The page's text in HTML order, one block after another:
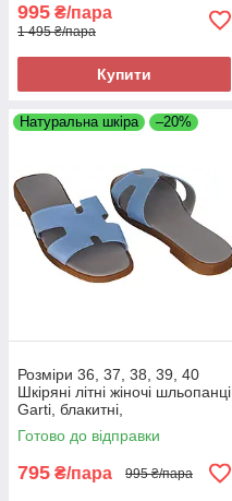
995 ₴/пара
1 495 ₴/пара
Купити
Натуральна шкіра –20%
Розміри 36, 37, 38, 39, 40
Шкіряні літні жіночі шльопанці
Garti, блакитні,
повнорозмірні, на низькому
ходу, легкі та зручні
Готово до відправки
795 ₴/пара 995 ₴/пара